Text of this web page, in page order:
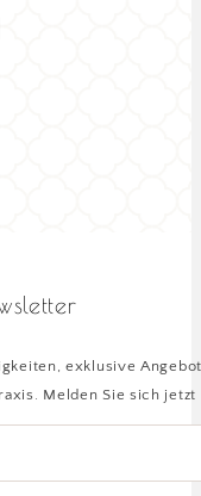
exklusive
Melden Sie sich jetzt